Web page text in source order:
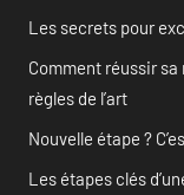
Les secrets pour
Comment réussir
règles de l’art
Nouvelle étape ?
Les étapes clés